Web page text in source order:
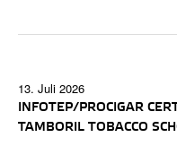
13. Juli 2026
INFOTEP/PROCIGAR
TAMBORIL TOBACCO